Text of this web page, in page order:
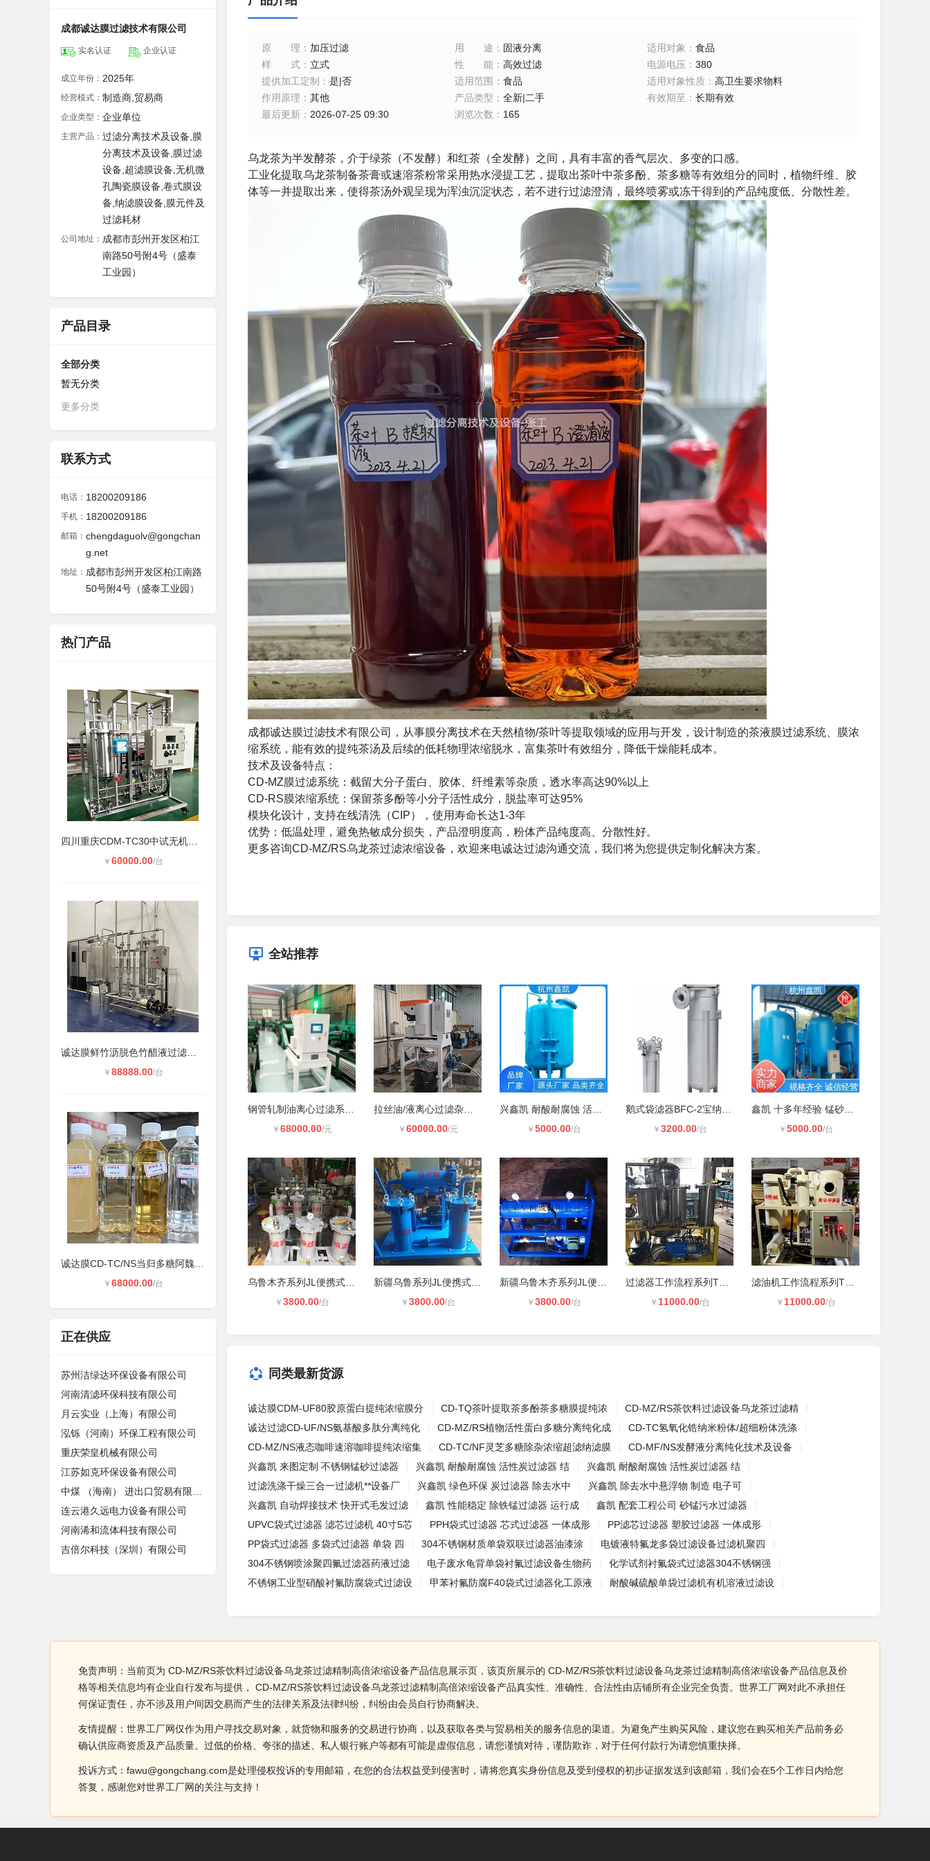
成都诚达膜过滤技术有限公司
实名认证 企业认证
成立年份： 2025年
经营模式： 制造商,贸易商
企业类型： 企业单位
主营产品： 过滤分离技术及设备,膜
分离技术及设备,膜过滤
设备,超滤膜设备,无机微
孔陶瓷膜设备,卷式膜设
备,纳滤膜设备,膜元件及
过滤耗材
公司地址： 成都市彭州开发区柏江
南路50号附4号（盛泰
工业园）
产品目录
全部分类
暂无分类
更多分类
联系方式
电话： 18200209186
手机： 18200209186
邮箱： chengdaguolv@gongchan
g.net
地址： 成都市彭州开发区柏江南路
50号附4号（盛泰工业园）
热门产品
￥ 60000.00/台
￥ 88888.00/台
￥ 68000.00/台
正在供应
苏州洁绿达环保设备有限公司
河南清滤环保科技有限公司
月云实业（上海）有限公司
泓铄（河南）环保工程有限公司
重庆荣皇机械有限公司
江苏如克环保设备有限公司
连云港久远电力设备有限公司
河南浠和流体科技有限公司
吉倍尔科技（深圳）有限公司
原理 ： 加压过滤 用途 ： 固液分离 适用对象 ：食品
样式 ： 立式 性能： 高效过滤 电源电压 ：380
提供加工定制
： 是|否 适用范围 ： 食品 适用对象性质 ：高卫生要求物料
作用原理 ： 其他 产品类型 ： 全新|二手 有效期至 ：长期有效
最后更新 ： 2026-07-25 09:30 浏览次数 ： 165
乌龙茶为半发酵茶，介于绿茶（不发酵）和红茶（全发酵）之间，具有丰富的香气层次、多变的口感。
工业化提取乌龙茶制备茶膏或速溶茶粉常采用热水浸提工艺，提取出茶叶中茶多酚、茶多糖等有效组分的同时，植物纤维、胶
体等一并提取出来，使得茶汤外观呈现为浑浊沉淀状态，若不进行过滤澄清，最终喷雾或冻干得到的产品纯度低、分散性差。
成都诚达膜过滤技术有限公司，从事膜分离技术在天然植物/茶叶等提取领域的应用与开发，设计制造的茶液膜过滤系统、膜浓
缩系统，能有效的提纯茶汤及后续的低耗物理浓缩脱水，富集茶叶有效组分，降低干燥能耗成本。
技术及设备特点：
CD-MZ膜过滤系统：截留大分子蛋白、胶体、纤维素等杂质，透水率高达90%以上
CD-RS膜浓缩系统：保留茶多酚等小分子活性成分，脱盐率可达95%
模块化设计，支持在线清洗（CIP），使用寿命长达1-3年
优势：低温处理，避免热敏成分损失，产品澄明度高，粉体产品纯度高、分散性好。
更多咨询CD-MZ/RS乌龙茶过滤浓缩设备，欢迎来电诚达过滤沟通交流，我们将为您提供定制化解决方案。
全站推荐
￥ 68000.00/元 ￥ 60000.00/元 ￥ 5000.00/台 ￥ 3200.00/台 ￥ 5000.00/台
￥ 3800.00/台 ￥ 3800.00/台 ￥ 3800.00/台 ￥ 11000.00/台 ￥ 11000.00/台
同类最新货源
诚达膜CDM-UF80胶原蛋白提纯浓缩膜分 CD-TQ茶叶提取茶多酚茶多糖膜提纯浓
CD-MZ/RS茶饮料过滤设备乌龙茶过滤精
诚达过滤CD-UF/NS氨基酸多肽分离纯化
CD-MZ/RS植物活性蛋白多糖分离纯化成
CD-TC氢氧化锆纳米粉体/超细粉体洗涤
CD-MZ/NS液态咖啡速溶咖啡提纯浓缩集
CD-TC/NF灵芝多糖除杂浓缩超滤纳滤膜
CD-MF/NS发酵液分离纯化技术及设备
兴鑫凯 来图定制 不锈钢锰砂过滤器
兴鑫凯 耐酸耐腐蚀 活性炭过滤器 结
兴鑫凯 耐酸耐腐蚀 活性炭过滤器 结
过滤洗涤干燥三合一过滤机**设备厂
兴鑫凯 绿色环保 炭过滤器 除去水中
兴鑫凯 除去水中悬浮物 制造 电子可
兴鑫凯 自动焊接技术 快开式毛发过滤
鑫凯 性能稳定 除铁锰过滤器 运行成
鑫凯 配套工程公司 砂锰污水过滤器
UPVC袋式过滤器 滤芯过滤机 40寸5芯
PPH袋式过滤器 芯式过滤器 一体成形
PP滤芯过滤器 塑胶过滤器 一体成形
PP袋式过滤器 多袋式过滤器 单袋 四
304不锈钢材质单袋双联过滤器油漆涂
电镀液特氟龙多袋过滤设备过滤机聚四
304不锈钢喷涂聚四氟过滤器药液过滤
电子废水龟背单袋衬氟过滤设备生物药
化学试剂衬氟袋式过滤器304不锈钢强
不锈钢工业型硝酸衬氟防腐袋式过滤设
甲苯衬氟防腐F40袋式过滤器化工原液 耐酸碱硫酸单袋过滤机有机溶液过滤设
免责声明：当前页为 CD-MZ/RS茶饮料过滤设备乌龙茶过滤精制高倍浓缩设备产品信息展示页，该页所展示的 CD-MZ/RS茶饮料过滤设备乌龙茶过滤精制高倍浓缩设备产品信息及价
格等相关信息均有企业自行发布与提供， CD-MZ/RS茶饮料过滤设备乌龙茶过滤精制高倍浓缩设备产品真实性、准确性、合法性由店铺所有企业完全负责。世界工厂网对此不承担任
何保证责任，亦不涉及用户间因交易而产生的法律关系及法律纠纷，纠纷由会员自行协商解决。
友情提醒：世界工厂网仅作为用户寻找交易对象，就货物和服务的交易进行协商，以及获取各类与贸易相关的服务信息的渠道。为避免产生购买风险，建议您在购买相关产品前务必
确认供应商资质及产品质量。过低的价格、夸张的描述、私人银行账户等都有可能是虚假信息，请您谨慎对待，谨防欺诈，对于任何付款行为请您慎重抉择。
投诉方式：fawu@gongchang.com是处理侵权投诉的专用邮箱，在您的合法权益受到侵害时，请将您真实身份信息及受到侵权的初步证据发送到该邮箱，我们会在5个工作日内给您
答复，感谢您对世界工厂网的关注与支持！